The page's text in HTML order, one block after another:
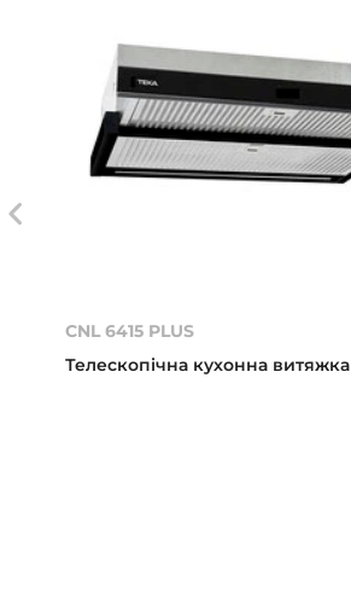
CNL 6415 PLUS
Телескопічна кухонна витяжка